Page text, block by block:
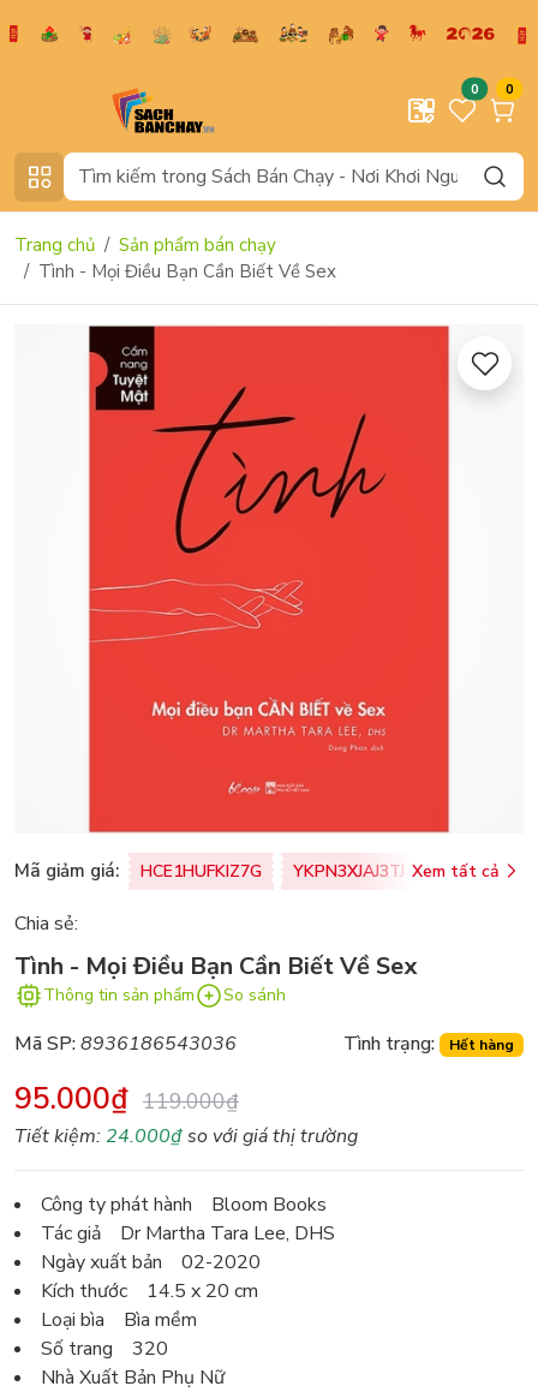
0 0
Trang chủ
Sản phẩm bán chạy
Tình - Mọi Điều Bạn Cần Biết Về Sex
Mã giảm giá: HCE1HUFKIZ7G YKPN3XJAJ3TJ Xem tất cả
Chia sẻ:
Tình - Mọi Điều Bạn Cần Biết Về Sex
Thông tin sản phẩm So sánh
Mã SP:8936186543036 Tình trạng: Hết hàng
95.000₫ 119.000₫
Tiết kiệm: 24.000₫so với giá thị trường
Công ty phát hành Bloom Books
Tác giả Dr Martha Tara Lee, DHS
Ngày xuất bản 02-2020
Kích thước 14.5 x 20 cm
Loại bìa Bìa mềm
Số trang 320
Nhà Xuất Bản Phụ Nữ